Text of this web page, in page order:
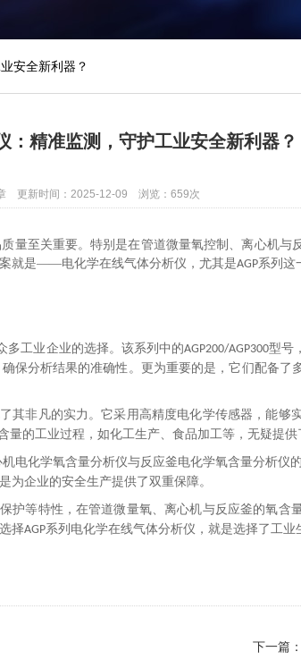
安全新利器？
：精准监测，守护工业安全新利器？
更新时间：2025-12-09 浏览：659次
量至关重要。特别是在管道微量氧控制、离心机与
就是——电化学在线气体分析仪，尤其是AGP系列这
多工业企业的选择。该系列中的AGP200/AGP300型号
保分析结果的准确性。更为重要的是，它们配备了
其非凡的实力。它采用高精度电化学传感器，能够
的工业过程，如化工生产、食品加工等，无疑提供
电化学氧含量分析仪与反应釜电化学氧含量分析仪
为企业的安全生产提供了双重保障。
护等特性，在管道微量氧、离心机与反应釜的氧含
择AGP系列电化学在线气体分析仪，就是选择了工业
下一篇：